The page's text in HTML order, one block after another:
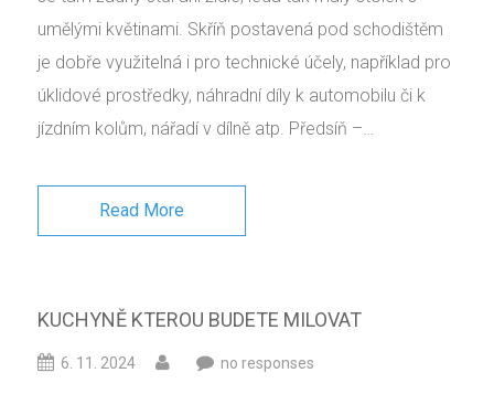
umělými květinami. Skříň postavená pod schodištěm
je dobře využitelná i pro technické účely, například pro
úklidové prostředky, náhradní díly k automobilu či k
jízdním kolům, nářadí v dílně atp. Předsíň –…
Read More
KUCHYNĚ KTEROU BUDETE MILOVAT
6. 11. 2024 no responses